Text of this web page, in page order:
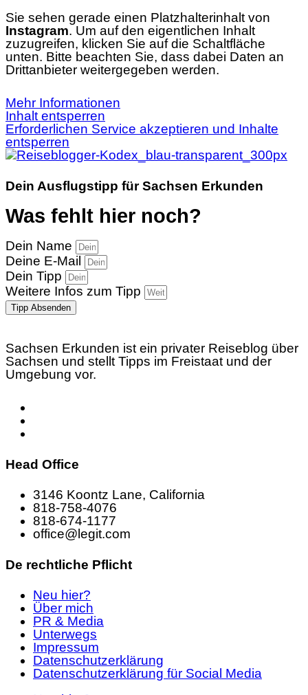
Sie sehen gerade einen Platzhalterinhalt von
Instagram. Um auf den eigentlichen Inhalt
zuzugreifen, klicken Sie auf die Schaltfläche
unten. Bitte beachten Sie, dass dabei Daten an
Drittanbieter weitergegeben werden.
Mehr Informationen
Inhalt entsperren
Erforderlichen Service akzeptieren und Inhalte
entsperren
Dein Ausflugstipp für Sachsen Erkunden
Was fehlt hier noch?
Dein Name
Deine E-Mail
Dein Tipp
Weitere Infos zum Tipp
Tipp Absenden
Sachsen Erkunden ist ein privater Reiseblog über
Sachsen und stellt Tipps im Freistaat und der
Umgebung vor.
Head Office
3146 Koontz Lane, California
818-758-4076
818-674-1177
office@legit.com
De rechtliche Pflicht
Neu hier?
Über mich
PR & Media
Unterwegs
Impressum
Datenschutzerklärung
Datenschutzerklärung für Social Media